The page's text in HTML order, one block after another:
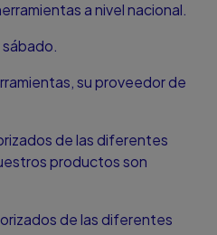
a nivel nacional.
su proveedor de
de las diferentes
productos son
de las diferentes